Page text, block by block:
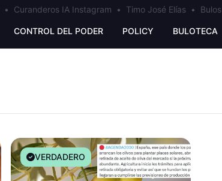
• Curanderos IA Instagram • Timo José Elías • Bulos
CONTROL DEL PODER POLICY BULOTECA
VERDADERO